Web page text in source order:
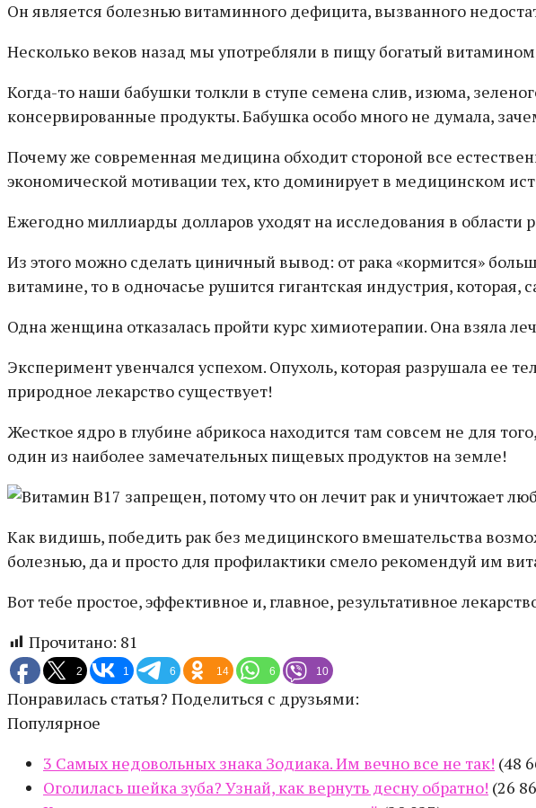
Он является болезнью витаминного дефицита, вызванного
Несколько веков назад мы употребляли в пищу богатый
Когда-то наши бабушки толкли в ступе семена слив, изюма,
консервированные продукты. Бабушка особо много не думала,
Почему же современная медицина обходит стороной все
экономической мотивации тех, кто доминирует в медицинском
Ежегодно миллиарды долларов уходят на исследования в
Из этого можно сделать циничный вывод: от рака «кормится»
витамине, то в одночасье рушится гигантская индустрия,
Одна женщина отказалась пройти курс химиотерапии. Она взяла
Эксперимент увенчался успехом. Опухоль, которая разрушала ее
природное лекарство существует!
Жесткое ядро в глубине абрикоса находится там совсем не для
один из наиболее замечательных пищевых продуктов на земле!
Как видишь, победить рак без медицинского вмешательства
болезнью, да и просто для профилактики смело рекомендуй им
Вот тебе простое, эффективное и, главное, результативное
Прочитано: 81
2 1 6 14 6 10
Понравилась статья? Поделиться с друзьями:
Популярное
3 Самых недовольных знака Зодиака. Им вечно все не так! (48
Оголилась шейка зуба? Узнай, как вернуть десну обратно! (26